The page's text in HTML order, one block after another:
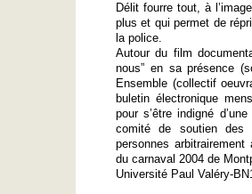
Délit fourre tout, à
plus et qui permet de
la police.
Autour du film
nous” en sa présence
Ensemble (collectif
buletin électronique
pour s’être indigné
comité de soutien des
personnes
du carnaval 2004 de
Université Paul Valéry-